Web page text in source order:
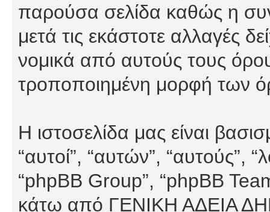
παρούσα σελίδα καθώς η
μετά τις εκάστοτε αλλαγές
νομικά από αυτούς τους
τροποποιημένη μορφή των
Η ιστοσελίδα μας είναι
“αυτοί”, “αυτών”, “αυτούς”,
“phpBB Group”, “phpBB
κάτω από ΓΕΝΙΚΗ ΑΔΕΙΑ